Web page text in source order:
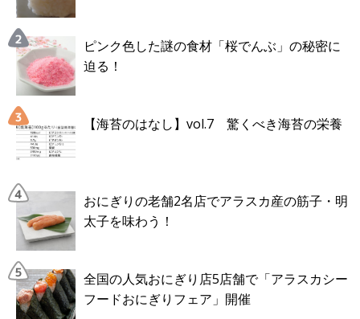
ピンク色した謎の食材「桜でんぶ」の秘密に
迫る！
【海苔のはなし】vol.7 驚くべき海苔の栄養
おにぎりの老舗2名店でアラスカ産の筋子・明
太子を味わう！
全国の人気おにぎり店5店舗で「アラスカシー
フードおにぎりフェア」開催